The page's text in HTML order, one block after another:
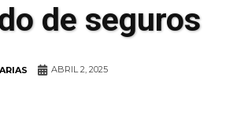
de seguros
ABRIL 2, 2025